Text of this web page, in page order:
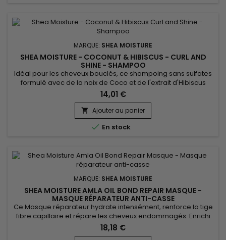
MARQUE: SHEA MOISTURE
SHEA MOISTURE - COCONUT & HIBISCUS - CURL AND
SHINE - SHAMPOO
Idéal pour les cheveux bouclés, ce shampoing sans sulfates
formulé avec de la noix de Coco et de l'extrait d'Hibiscus
nettoie en douceur, hydrate et améliore l’élasticité des
cheveux.&nbsp; Anti-frisottis, le shampoing sans sulfate pour
cheveux bouclés Shea Moisture Coconut Hibiscus Curl &
Shine Shampoo réduit la casse, améliore les pointes...
14,01 €
 Ajouter au panier
 En stock
MARQUE: SHEA MOISTURE
SHEA MOISTURE AMLA OIL BOND REPAIR MASQUE -
MASQUE RÉPARATEUR ANTI-CASSE
Ce Masque réparateur hydrate intensément, renforce la tige
fibre capillaire et répare les cheveux endommagés. Enrichi
en beurre de karité, en huile de coco, et en fruit d'amla, Shea
Moisture Amla Oil Bond Repair Masque revitalise, cible les
18,18 €